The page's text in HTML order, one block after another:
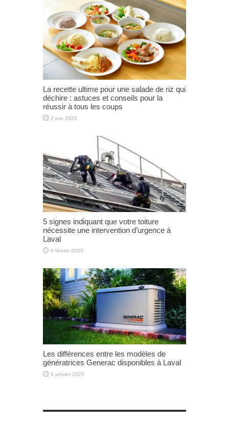
La recette ultime pour une salade de riz qui
déchire : astuces et conseils pour la
réussir à tous les coups
2 juin 2025
5 signes indiquant que votre toiture
nécessite une intervention d’urgence à
Laval
6 février 2025
Les différences entre les modèles de
génératrices Generac disponibles à Laval
6 janvier 2025